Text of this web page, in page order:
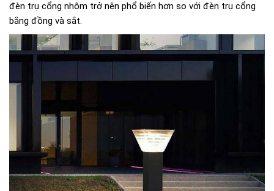
đèn trụ cổng nhôm trở nên phổ biến hơn so với đèn trụ cổng
bằng đồng và sắt.